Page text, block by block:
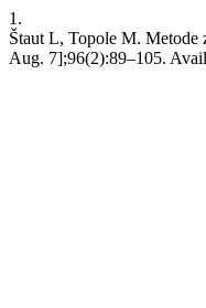
1.
Štaut L, Topole M. Metode
Aug. 7];96(2):89–105.